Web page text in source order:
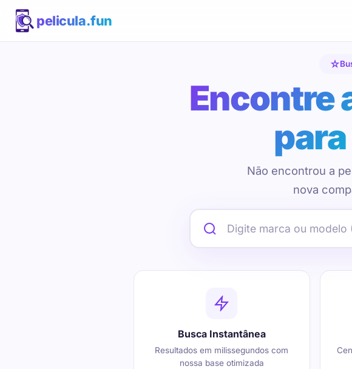
pelicula.fun
Encontre
Não encontrou a
nova
Busca Instantânea
Resultados em milissegundos com
nossa base otimizada